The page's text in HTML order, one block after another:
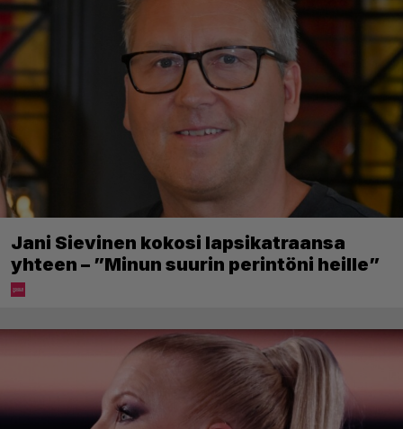
Jani Sievinen kokosi lapsikatraansa
yhteen – ”Minun suurin perintöni heille”